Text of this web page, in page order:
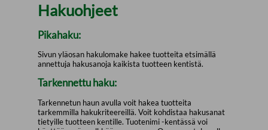
Hakuohjeet
Pikahaku:
Sivun yläosan hakulomake hakee tuotteita etsimällä
annettuja hakusanoja kaikista tuotteen kentistä.
Tarkennettu haku:
Tarkennetun haun avulla voit hakea tuotteita
tarkemmilla hakukriteereillä. Voit kohdistaa hakusanat
tietyille tuotteen kentille. Tuotenimi -kentässä voi